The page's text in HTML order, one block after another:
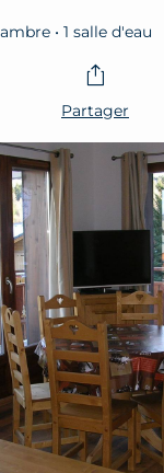
• 1 salle d'eau
Partager